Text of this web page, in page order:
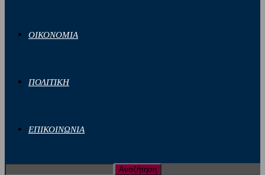
ΟΙΚΟΝΟΜΙΑ
ΠΟΛΙΤΙΚΗ
ΕΠΙΚΟΙΝΩΝΙΑ